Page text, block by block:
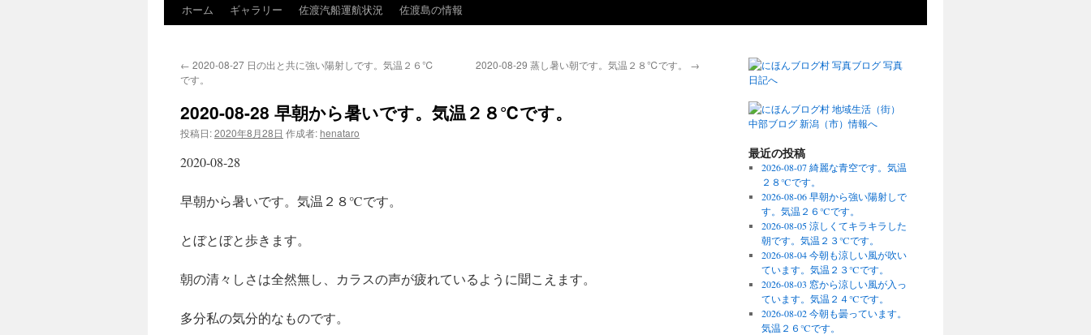
ホーム ギャラリー 佐渡汽船運航状況 佐渡島の情報
← 2020-08-27 日の出と共に強い陽射しです。気温２６℃
です。
2020-08-29 蒸し暑い朝です。気温２８℃です。 →
2020-08-28 早朝から暑いです。気温２８℃です。
投稿日:2020年8月28日 作成者: henataro
2020-08-28
早朝から暑いです。気温２８℃です。
とぼとぼと歩きます。
朝の清々しさは全然無し、カラスの声が疲れているように聞こえます。
多分私の気分的なものです。
最近の投稿
2026-08-07 綺麗な青空です。気温
２８℃です。
2026-08-06 早朝から強い陽射しで
す。気温２６℃です。
2026-08-05 涼しくてキラキラした
朝です。気温２３℃です。
2026-08-04 今朝も涼しい風が吹い
ています。気温２３℃です。
2026-08-03 窓から涼しい風が入っ
ています。気温２４℃です。
2026-08-02 今朝も曇っています。
気温２６℃です。